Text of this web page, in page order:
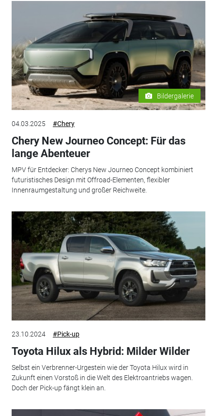
Bildergalerie
04.03.2025 #Chery
Chery New Journeo Concept: Für das
lange Abenteuer
MPV für Entdecker: Cherys New Journeo Concept kombiniert
futuristisches Design mit Offroad-Elementen, flexibler
Innenraumgestaltung und großer Reichweite.
23.10.2024 #Pick-up
Toyota Hilux als Hybrid: Milder Wilder
Selbst ein Verbrenner-Urgestein wie der Toyota Hilux wird in
Zukunft einen Vorstoß in die Welt des Elektroantriebs wagen.
Doch der Pick-up fängt klein an.